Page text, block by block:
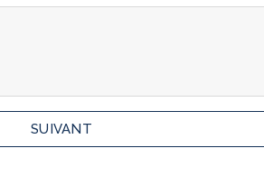
SUIVANT